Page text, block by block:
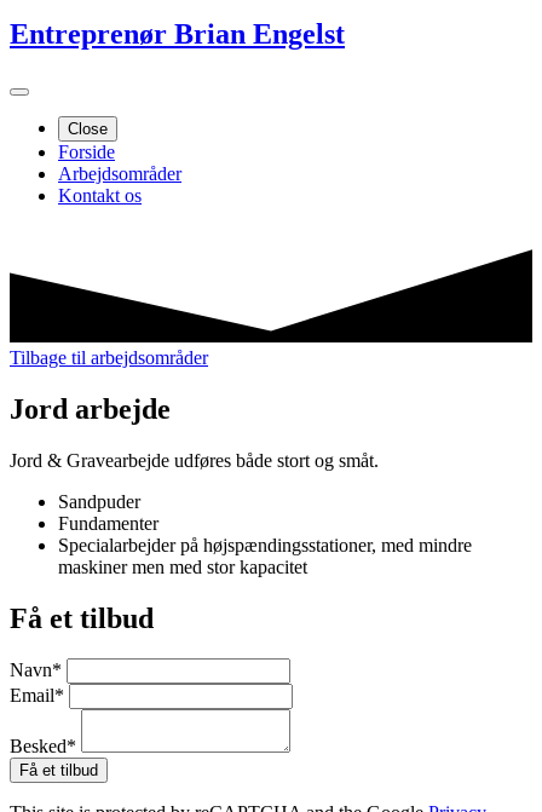
Entreprenør Brian Engelst
Close
Forside
Arbejdsområder
Kontakt os
Tilbage til arbejdsområder
Jord arbejde
Jord & Gravearbejde udføres både stort og småt.
Sandpuder
Fundamenter
Specialarbejder på højspændingsstationer, med mindre
maskiner men med stor kapacitet
Få et tilbud
Navn*
Email*
Besked*
Få et tilbud